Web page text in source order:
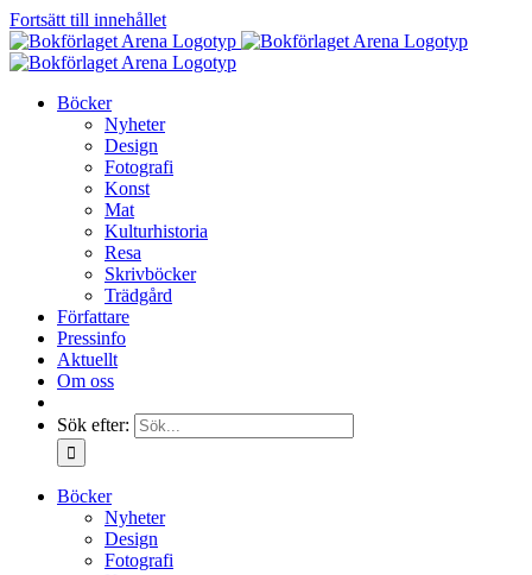
Fortsätt till innehållet
Böcker
Nyheter
Design
Fotografi
Konst
Mat
Kulturhistoria
Resa
Skrivböcker
Trädgård
Författare
Pressinfo
Aktuellt
Om oss
Sök efter:
Böcker
Nyheter
Design
Fotografi